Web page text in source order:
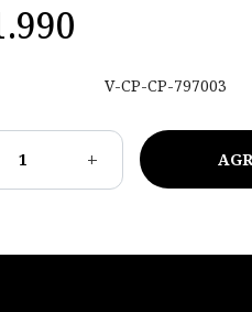
V-CP-CP-797003
+